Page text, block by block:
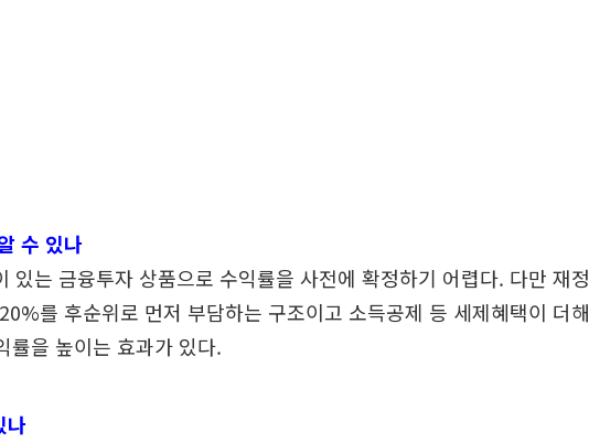
수 있나
있는 금융투자 상품으로 수익률을 사전에 확정하기 어렵다. 다만 재정
를 후순위로 먼저 부담하는 구조이고 소득공제 등 세제혜택이 더해
률을 높이는 효과가 있다.
나